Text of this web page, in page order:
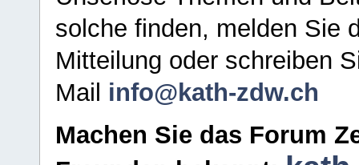
solche finden, melden Sie
Mitteilung oder schreiben
Mail info@kath-zdw.ch
Machen Sie das Forum